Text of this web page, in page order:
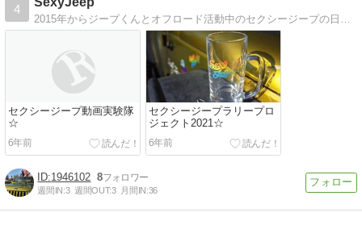
4
2015年からジープくんとオフロード活動中のセクシージープの日々の記録☆2018年ラリードライバーデビュー！ビキニで高速道路全走破プロジェクト継続中。道フェチ
セクシージープ動画実験隊
☆
6年前
セクシージープラリープロ
ジェクト2021☆
6年前
1946102 8
週間IN:3 週間OUT:3 月間IN:36